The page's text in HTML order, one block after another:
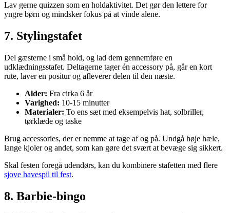
Lav gerne quizzen som en holdaktivitet. Det gør den lettere for
yngre børn og mindsker fokus på at vinde alene.
7. Stylingstafet
Del gæsterne i små hold, og lad dem gennemføre en
udklædningsstafet. Deltagerne tager én accessory på, går en kort
rute, laver en positur og afleverer delen til den næste.
Alder: Fra cirka 6 år
Varighed: 10-15 minutter
Materialer: To ens sæt med eksempelvis hat, solbriller,
tørklæde og taske
Brug accessories, der er nemme at tage af og på. Undgå høje hæle,
lange kjoler og andet, som kan gøre det svært at bevæge sig sikkert.
Skal festen foregå udendørs, kan du kombinere stafetten med flere
sjove havespil til fest.
8. Barbie-bingo